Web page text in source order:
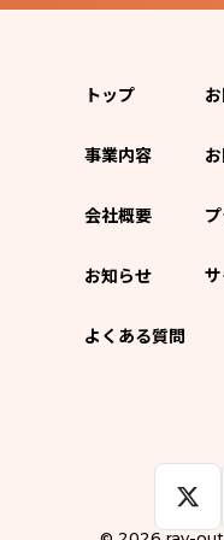
トップ
事業内容
会社概要
お知らせ
よくある質問